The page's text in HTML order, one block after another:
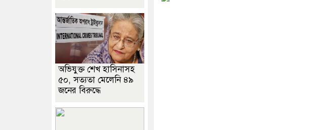
অভিযুক্ত শেখ হাসিনাসহ
৫০, সত্যতা মেলেনি ৪৯
জনের বিরুদ্ধে